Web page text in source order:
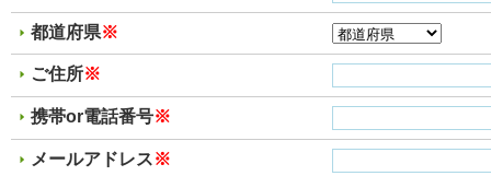
都道府県※
ご住所※
携帯or電話番号※
メールアドレス※